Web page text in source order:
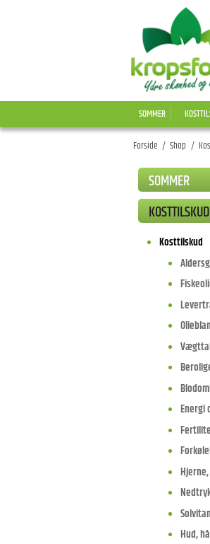
SOMMER
Forside / Shop /
SOMMER
Kosttilskud
Hud,